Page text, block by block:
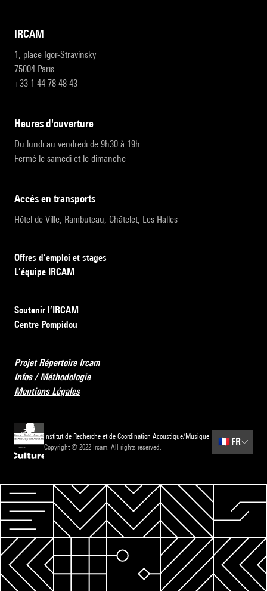
IRCAM
1, place Igor-Stravinsky
75004 Paris
+33 1 44 78 48 43
heures d'ouverture
Du lundi au vendredi de 9h30 à 19h
Fermé le samedi et le dimanche
accès en transports
Hôtel de Ville, Rambuteau, Châtelet, Les Halles
Offres d’emploi et stages
L’équipe IRCAM
Soutenir l’IRCAM
Centre Pompidou
Projet Répertoire Ircam
Infos / Méthodologie
Mentions Légales
Institut de Recherche et de Coordination Acoustique/Musique
Copyright © 2022 Ircam. All rights reserved.
🇫🇷 FR